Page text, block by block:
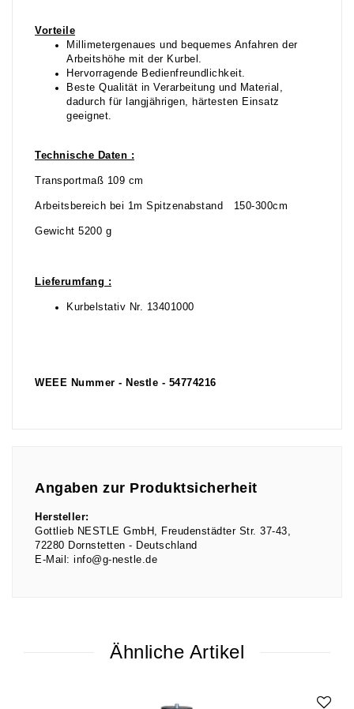
Vorteile
Millimetergenaues und bequemes Anfahren der
Arbeitshöhe mit der Kurbel.
Hervorragende Bedienfreundlichkeit.
Beste Qualität in Verarbeitung und Material,
dadurch für langjährigen, härtesten Einsatz
geeignet.
Technische Daten :
Transportmaß 109 cm
Arbeitsbereich bei 1m Spitzenabstand 150-300cm
Gewicht 5200 g
Lieferumfang :
Kurbelstativ Nr. 13401000
WEEE Nummer - Nestle - 54774216
Angaben zur Produktsicherheit
Hersteller:
Gottlieb NESTLE GmbH
Freudenstädter Str. 37-43
72280 Dornstetten
Deutschland
E-Mail: info@g-nestle.de
Ähnliche Artikel